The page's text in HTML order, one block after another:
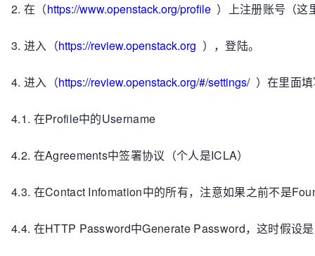
2. 在（https://www.openstack.org/profile）上注册账号（这
3. 进入（https://review.openstack.org ），登陆。
4. 进入 （https://review.openstack.org/#/settings/）在里面填
4.1. 在Profile中的Username
4.2. 在Agreements中签署协议（个人是ICLA）
4.3. 在Contact Infomation中的所有，注意如果之前不是
4.4. 在HTTP Password中Generate Password，这时假设